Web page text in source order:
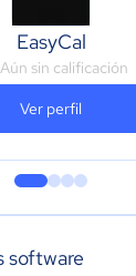
EasyCal
Aún sin calificación
Ver perfil
software